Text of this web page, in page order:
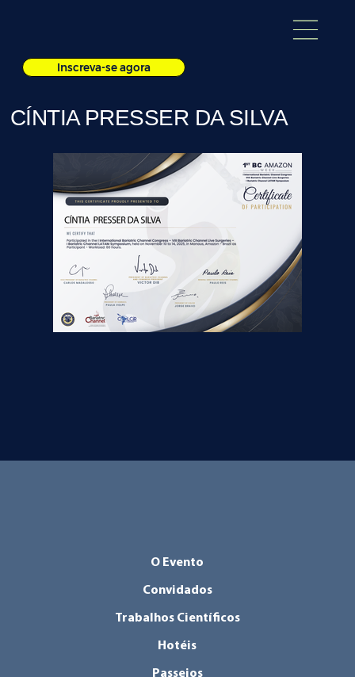
Inscreva-se agora
CÍNTIA PRESSER DA SILVA
O Evento
Convidados
Trabalhos Científicos
Hotéis
Passeios